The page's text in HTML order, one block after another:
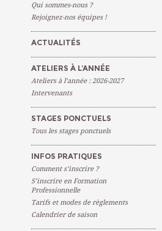
Qui sommes-nous ?
Rejoignez-nos équipes !
ACTUALITÉS
ATELIERS À L’ANNÉE
Ateliers à l’année : 2026-2027
Intervenants
STAGES PONCTUELS
Tous les stages ponctuels
INFOS PRATIQUES
Comment s’inscrire ?
S’inscrire en Formation
Professionnelle
Tarifs et modes de règlements
Calendrier de saison